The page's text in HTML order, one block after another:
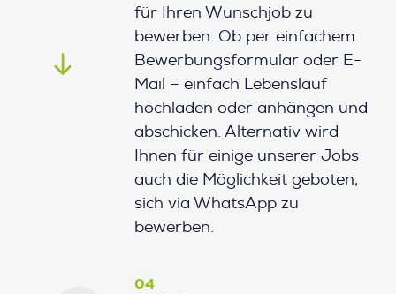
für Ihren Wunschjob zu
bewerben. Ob per einfachem
Bewerbungsformular oder E-
Mail – einfach Lebenslauf
hochladen oder anhängen und
abschicken. Alternativ wird
Ihnen für einige unserer Jobs
auch die Möglichkeit geboten,
sich via WhatsApp zu
bewerben.
04